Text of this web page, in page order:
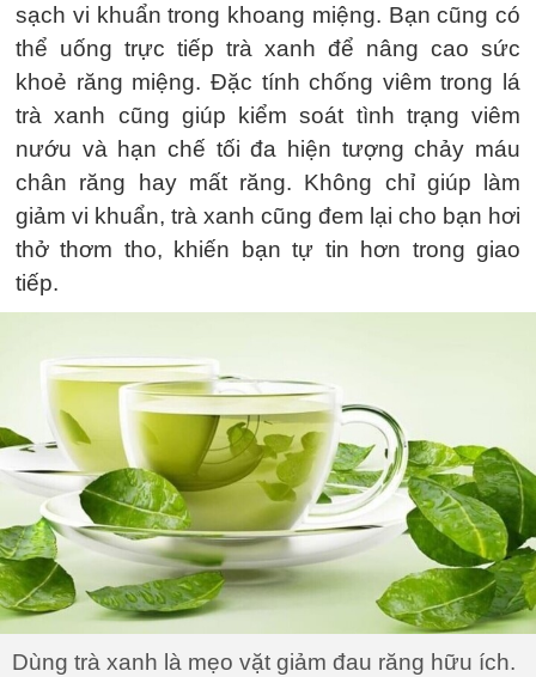
sạch vi khuẩn trong khoang miệng. Bạn cũng có
thể uống trực tiếp trà xanh để nâng cao sức
khoẻ răng miệng. Đặc tính chống viêm trong lá
trà xanh cũng giúp kiểm soát tình trạng viêm
nướu và hạn chế tối đa hiện tượng chảy máu
chân răng hay mất răng. Không chỉ giúp làm
giảm vi khuẩn, trà xanh cũng đem lại cho bạn hơi
thở thơm tho, khiến bạn tự tin hơn trong giao
tiếp.
Dùng trà xanh là mẹo vặt giảm đau răng hữu ích.